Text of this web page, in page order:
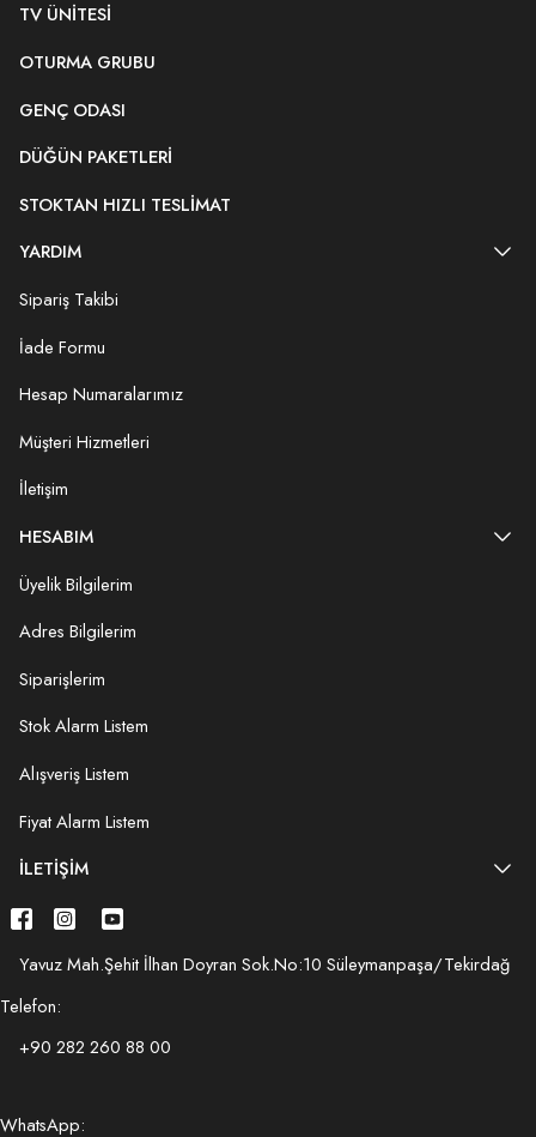
TV ÜNITESI
OTURMA GRUBU
GENÇ ODASI
DÜĞÜN PAKETLERI
STOKTAN HIZLI TESLIMAT
YARDIM
Sipariş Takibi
İade Formu
Hesap Numaralarımız
Müşteri Hizmetleri
İletişim
HESABIM
Üyelik Bilgilerim
Adres Bilgilerim
Siparişlerim
Stok Alarm Listem
Alışveriş Listem
Fiyat Alarm Listem
İLETIŞIM
Yavuz Mah.Şehit İlhan Doyran Sok.No:10 Süleymanpaşa/Tekirdağ
Telefon:
+90 282 260 88 00
WhatsApp: